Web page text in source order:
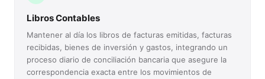
Libros Contables
Mantener al día los libros de facturas emitidas, facturas
recibidas, bienes de inversión y gastos, integrando un
proceso diario de conciliación bancaria que asegure la
correspondencia exacta entre los movimientos de